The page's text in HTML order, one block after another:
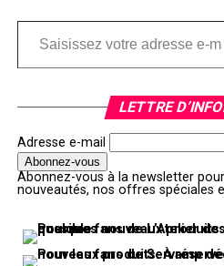
Saisissez votre adresse e-mail…
LETTRE
Adresse e-mail
Abonnez-vous à la newsletter
nouveautés, nos offres spéciales